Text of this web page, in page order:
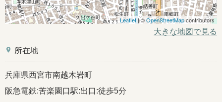
Leaflet | ©OpenStreetMapcontributors
大きな地図で見る
place 所在地
兵庫県西宮市南越木岩町
阪急電鉄:苦楽園口駅:出口:徒歩5分